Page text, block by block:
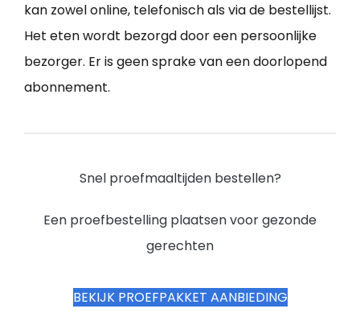
kan zowel online, telefonisch als via de bestellijst.
Het eten wordt bezorgd door een persoonlijke
bezorger. Er is geen sprake van een doorlopend
abonnement.
Snel proefmaaltijden bestellen?
Een proefbestelling plaatsen voor gezonde
gerechten
BEKIJK PROEFPAKKET AANBIEDING